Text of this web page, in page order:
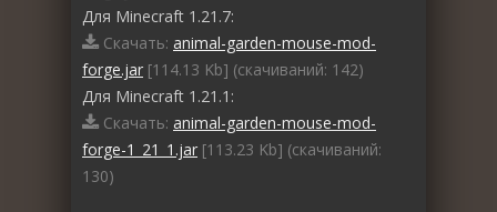
Для Minecraft 1.21.7:
Скачать: animal-garden-mouse-mod-
forge.jar [114.13 Kb] (cкачиваний: 142)
Для Minecraft 1.21.1:
Скачать: animal-garden-mouse-mod-
forge-1_21_1.jar [113.23 Kb] (cкачиваний:
130)